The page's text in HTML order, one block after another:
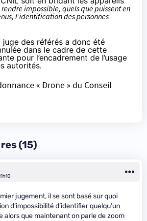
rendre impossible, quels que puissent en
l’identification des personnes
juge des référés a donc été
dans le cadre de cette
pour l’encadrement de l’usage
autorités.
« Drone » du Conseil
(15)
jugement, il se sont basé sur quoi
d’impossibilité d’identifier quelqu’un
alors que maintenant on parle de zoom